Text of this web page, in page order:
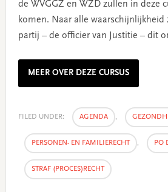
de WVGGZ en WZD zullen in deze
komen. Naar alle waarschijnlijkheid
partij – de officier van Justitie – dit
MEER OVER DEZE CURSUS
FILED UNDER: AGENDA ,
PERSONEN- EN FAMILIERECHT , PO
STRAF (PROCES)RECHT